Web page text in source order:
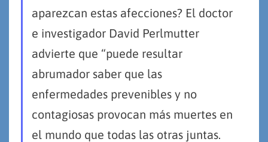
aparezcan estas afecciones? El doctor
e investigador David Perlmutter
advierte que “puede resultar
abrumador saber que las
enfermedades prevenibles y no
contagiosas provocan más muertes en
el mundo que todas las otras juntas.